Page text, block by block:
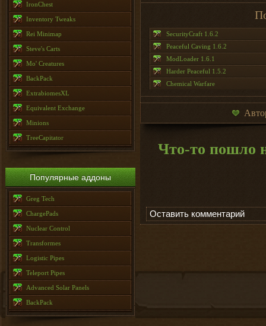
IronChest
Inventory Tweaks
Rei Minimap
Steve's Carts
Mo' Creatures
BackPack
ExtrabiomesXL
Equivalent Exchange
Minions
TreeCapitator
Популярные аддоны
Greg Tech
ChargePads
Nuclear Control
Transformes
Logistic Pipes
Teleport Pipes
Advanced Solar Panels
BackPack
SecurityCraft 1.6.2
Peaceful Caving 1.6.2
ModLoader 1.6.1
Harder Peaceful 1.5.2
Chemical Warfare
Что-то пошло
Оставить комментарий